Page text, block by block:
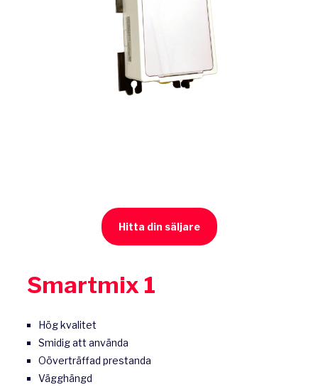
Hitta din säljare
Smartmix 1
Hög kvalitet
Smidig att använda
Oöverträffad prestanda
Vägghängd